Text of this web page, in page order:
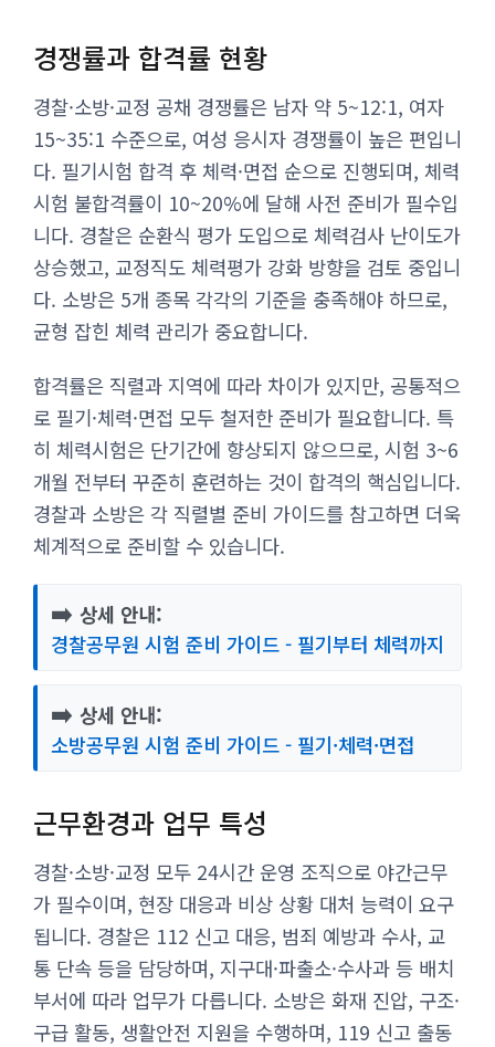
경쟁률과 합격률 현황
경찰·소방·교정 공채 경쟁률은 남자 약 5~12:1, 여자
15~35:1 수준으로, 여성 응시자 경쟁률이 높은 편입니
다. 필기시험 합격 후 체력·면접 순으로 진행되며, 체력
시험 불합격률이 10~20%에 달해 사전 준비가 필수입
니다. 경찰은 순환식 평가 도입으로 체력검사 난이도가
상승했고, 교정직도 체력평가 강화 방향을 검토 중입니
다. 소방은 5개 종목 각각의 기준을 충족해야 하므로,
균형 잡힌 체력 관리가 중요합니다.
합격률은 직렬과 지역에 따라 차이가 있지만, 공통적으
로 필기·체력·면접 모두 철저한 준비가 필요합니다. 특
히 체력시험은 단기간에 향상되지 않으므로, 시험 3~6
개월 전부터 꾸준히 훈련하는 것이 합격의 핵심입니다.
경찰과 소방은 각 직렬별 준비 가이드를 참고하면 더욱
체계적으로 준비할 수 있습니다.
➡️ 상세 안내:
경찰공무원 시험 준비 가이드 - 필기부터 체력까지
➡️ 상세 안내:
소방공무원 시험 준비 가이드 - 필기·체력·면접
근무환경과 업무 특성
경찰·소방·교정 모두 24시간 운영 조직으로 야간근무
가 필수이며, 현장 대응과 비상 상황 대처 능력이 요구
됩니다. 경찰은 112 신고 대응, 범죄 예방과 수사, 교
통 단속 등을 담당하며, 지구대·파출소·수사과 등 배치
부서에 따라 업무가 다릅니다. 소방은 화재 진압, 구조·
구급 활동, 생활안전 지원을 수행하며, 119 신고 출동